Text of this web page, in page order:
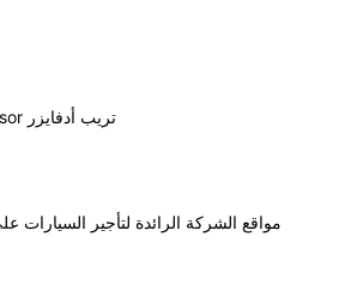
TripAdvisor تريب أدفايزر
مواقع الشركة الرائدة لتأجير السيارات